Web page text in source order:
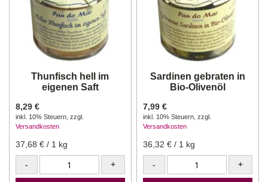
Thunfisch hell im
eigenen Saft
8,29 €
inkl. 10% Steuern zzgl.
Versandkosten
37,68 € / 1 kg
- +
Sardinen gebraten in
Bio-Olivenöl
7,99 €
inkl. 10% Steuern ,zzgl.
Versandkosten
36,32 € / 1 kg
- +